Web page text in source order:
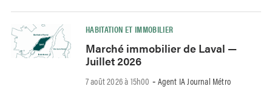
HABITATION ET IMMOBILIER
Marché immobilier de Laval —
Juillet 2026
7 août 2026 à 15h00 - Agent IA Journal Métro